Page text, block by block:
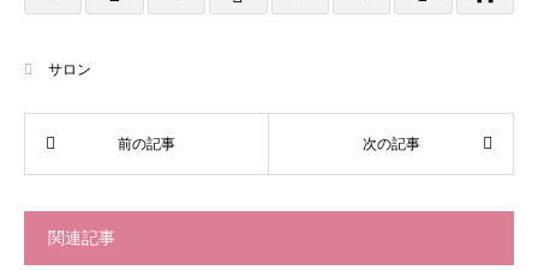
サロン
関連記事